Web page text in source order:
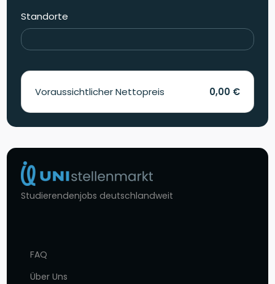
Standorte
Voraussichtlicher Nettopreis 0,00 €
Studierendenjobs deutschlandweit
FAQ
Über Uns